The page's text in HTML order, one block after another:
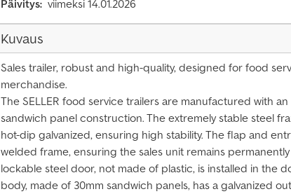
Päivitys: viimeksi 14.01.2026
Kuvaus
Sales trailer, robust and high-quality, designed for food
merchandise.
The SELLER food service trailers are manufactured with
sandwich panel construction. The extremely stable steel
hot-dip galvanized, ensuring high stability. The flap and
welded frame, ensuring the sales unit remains
lockable steel door, not made of plastic, is installed in the
body, made of 30mm sandwich panels, has a galvanized